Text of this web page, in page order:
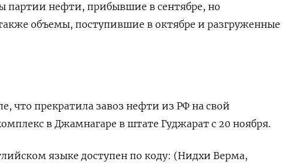
партии нефти, прибывшие в сентябре, но
объемы, поступившие в октябре и разгруженные
что прекратила завоз нефти из РФ на свой
в Джамнагаре в штате Гуджарат с 20 ноября.
языке доступен по коду: (Нидхи Верма,